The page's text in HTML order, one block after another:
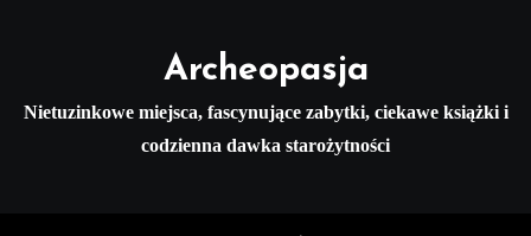
Archeopasja
Nietuzinkowe miejsca, fascynujące zabytki, ciekawe książki i
codzienna dawka starożytności